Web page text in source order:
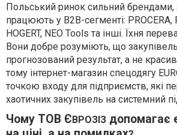
Польський ринок сильний брендами,
працюють у B2B-сегменті: PROCERA,
HOGERT, NEO Tools та інші. Їхня
Вони добре розуміють, що
прогнозований результат, а не
тому інтернет-магазин спецодягу
точкою входу для підприємств, які
хаотичних закупівель на системний
Чому ТОВ ЄВРОЗІЗ допомагає